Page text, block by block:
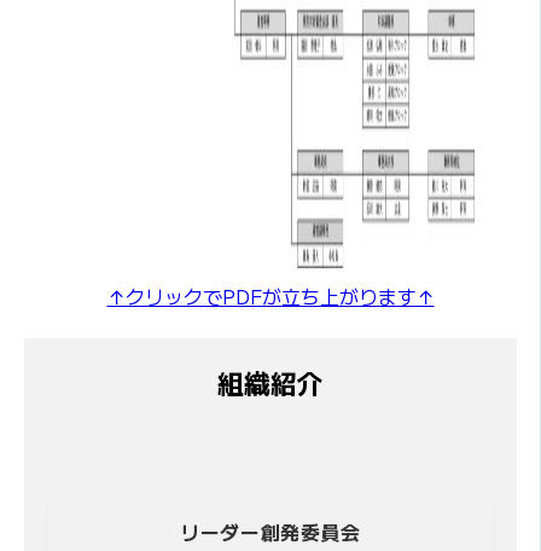
↑クリックでPDFが立ち上がります↑
組織紹介
リーダー創発委員会